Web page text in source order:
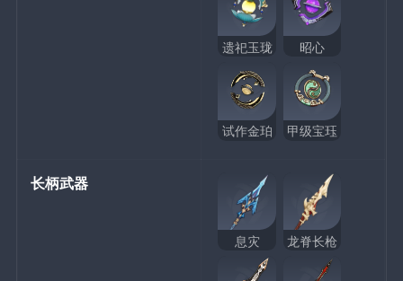
遗祀玉珑 昭心
试作金珀 甲级宝珏
长柄武器
息灾 龙脊长枪